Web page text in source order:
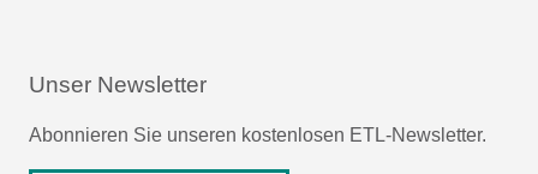
Unser Newsletter
Abonnieren Sie unseren kostenlosen ETL-Newsletter.